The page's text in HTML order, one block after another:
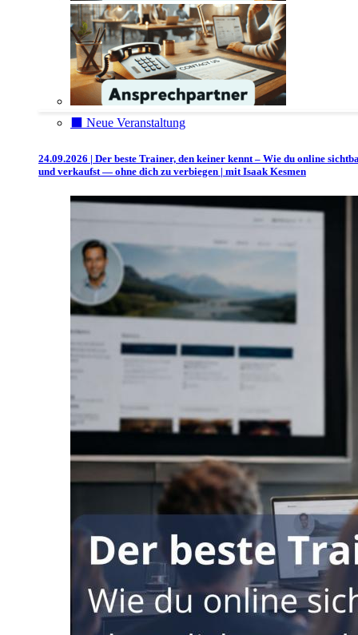
⬛️ Neue Veranstaltung
24.09.2026 | Der beste Trainer, den keiner kennt – Wie du online
und verkaufst — ohne dich zu verbiegen | mit Isaak Kesmen